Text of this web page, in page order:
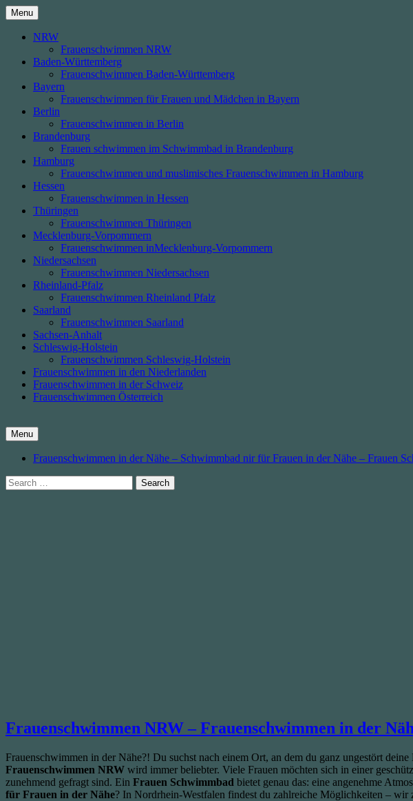
Skip
to
content
Menu
NRW
Frauenschwimmen NRW
Baden-Württemberg
Frauenschwimmen Baden-Württemberg
Bayern
Frauenschwimmen für Frauen und Mädchen in Bayern
Berlin
Frauenschwimmen in Berlin
Brandenburg
Frauen schwimmen im Schwimmbad in Brandenburg
Hamburg
Frauenschwimmen und muslimisches Frauenschwimmen in Hamburg
Hessen
Frauenschwimmen in Hessen
Thüringen
Frauenschwimmen Thüringen
Mecklenburg-Vorpommern
Frauenschwimmen inMecklenburg-Vorpommern
Niedersachsen
Frauenschwimmen Niedersachsen
Rheinland-Pfalz
Frauenschwimmen Rheinland Pfalz
Saarland
Frauenschwimmen Saarland
Sachsen-Anhalt
Schleswig-Holstein
Frauenschwimmen Schleswig-Holstein
Frauenschwimmen in den Niederlanden
Frauenschwimmen in der Schweiz
Frauenschwimmen Österreich
Menu
Frauenschwimmen in der Nähe – Schwimmbad nir für Frauen in der Nähe – Frauen
Search
for:
Frauenschwimmen NRW – Frauenschwimmen in der
Frauenschwimmen in der Nähe?! Du suchst nach einem Ort, an dem du ganz ungestört
Frauenschwimmen NRW wird immer beliebter. Viele Frauen möchten sich in einer
zunehmend gefragt sind. Ein Frauen Schwimmbad bietet genau das: eine angenehme
für Frauen in der Nähe? In Nordrhein-Westfalen findest du zahlreiche Möglichkeiten – wir